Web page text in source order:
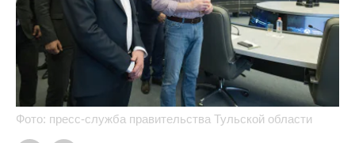
Фото: пресс-служба правительства Тульской области